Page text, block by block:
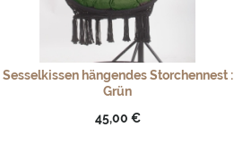
Sesselkissen hängendes Storchennest :
Grün
45,00 €